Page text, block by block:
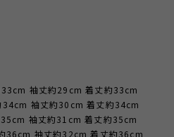
袖丈約29cm 着丈約33cm
袖丈約30cm 着丈約34cm
袖丈約31cm 着丈約35cm
36cm 袖丈約32cm 着丈約36cm